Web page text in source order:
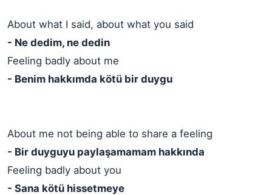
About what I said, about what you said
- Ne dedim, ne dedin
Feeling badly about me
- Benim hakkımda kötü bir duygu
About me not being able to share a feeling
- Bir duyguyu paylaşamamam hakkında
Feeling badly about you
- Sana kötü hissetmeye